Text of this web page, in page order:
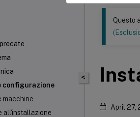
configurazione
macchine
all'installazione
<
Questo
April 27,